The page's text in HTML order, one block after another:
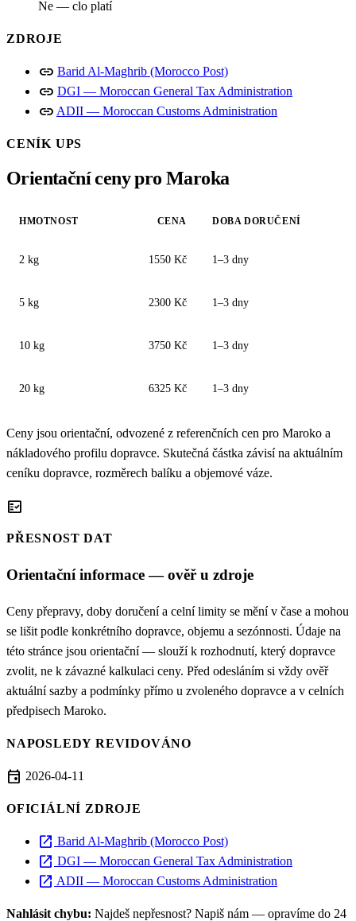
Ne — clo platí
ZDROJE
link Barid Al-Maghrib (Morocco Post)
link DGI — Moroccan General Tax Administration
link ADII — Moroccan Customs Administration
CENÍK UPS
Orientační ceny pro Maroka
HMOTNOST CENA DOBA DORUČENÍ
2 kg 1550 Kč 1–3 dny
5 kg 2300 Kč 1–3 dny
10 kg 3750 Kč 1–3 dny
20 kg 6325 Kč 1–3 dny
Ceny jsou orientační, odvozené z referenčních cen pro Maroko a
nákladového profilu dopravce. Skutečná částka závisí na aktuálním
ceníku dopravce, rozměrech balíku a objemové váze.
fact_check
PŘESNOST DAT
Orientační informace — ověř u zdroje
Ceny přepravy, doby doručení a celní limity se mění v čase a mohou
se lišit podle konkrétního dopravce, objemu a sezónnosti. Údaje na
této stránce jsou orientační — slouží k rozhodnutí, který dopravce
zvolit, ne k závazné kalkulaci ceny. Před odesláním si vždy ověř
aktuální sazby a podmínky přímo u zvoleného dopravce a v celních
předpisech Maroko.
NAPOSLEDY REVIDOVÁNO
event 2026-04-11
OFICIÁLNÍ ZDROJE
open_in_new Barid Al-Maghrib (Morocco Post)
open_in_new DGI — Moroccan General Tax Administration
open_in_new ADII — Moroccan Customs Administration
Nahlásit chybu: Najdeš nepřesnost? Napiš nám — opravíme do 24